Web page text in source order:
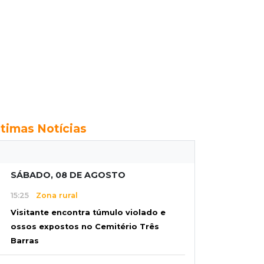
Notícias
SÁBADO, 08 DE AGOSTO
15:25 Zona rural
Visitante encontra túmulo violado e
ossos expostos no Cemitério Três
Barras